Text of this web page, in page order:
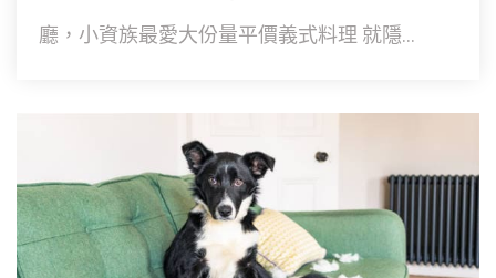
廳，小資族最愛大份量平價義式料理 就隱...